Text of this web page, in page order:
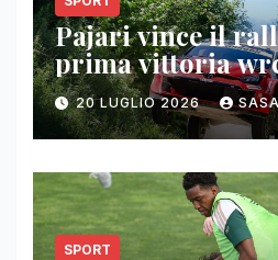
Pajari vince il
prima vittoria
20 LUGLIO 2026
SPORT